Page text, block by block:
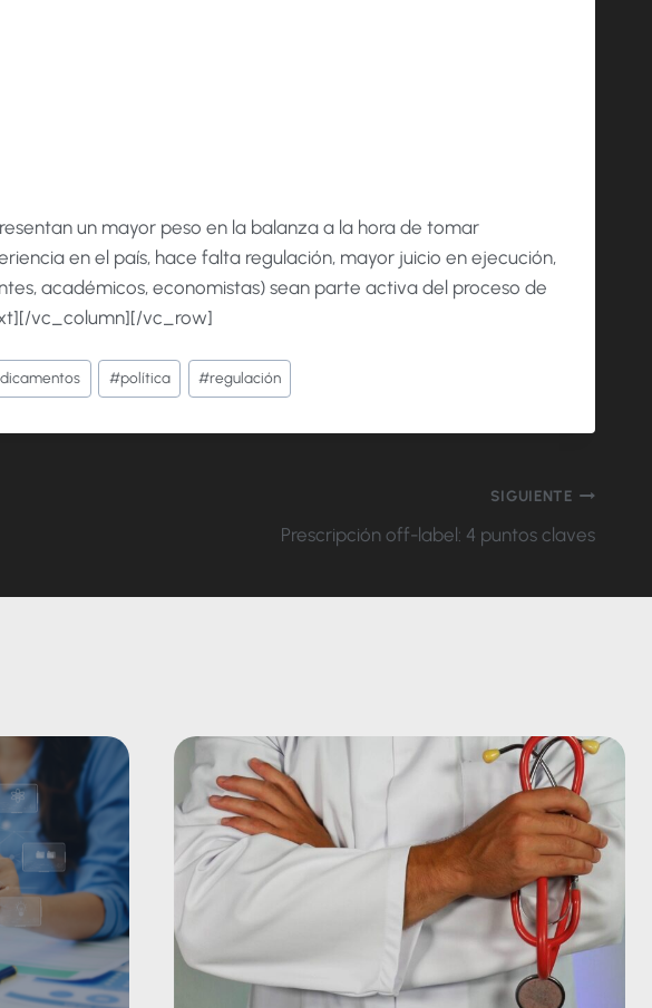
un mayor peso en la balanza a la hora de tomar
en el país, hace falta regulación, mayor juicio en ejecución,
académicos, economistas) sean parte activa del proceso de
vc_column][/vc_row]
#política #regulación
SIGUIENTE
Prescripción off-label: 4 puntos claves